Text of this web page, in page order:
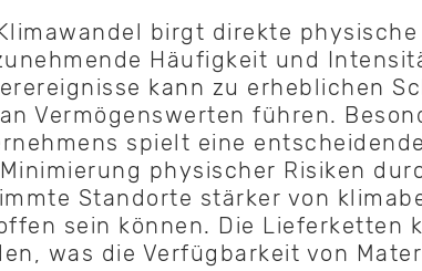
birgt direkte
Häufigkeit und
kann zu erheblichen
Vermögenswerten führen.
spielt eine
physischer Risiken
Standorte stärker von
sein können. Die Lieferketten
was die Verfügbarkeit von